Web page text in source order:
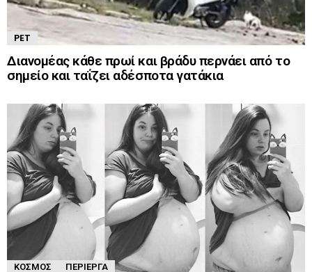
PET
Διανομέας κάθε πρωί και βράδυ περνάει από το
σημείο και ταΐζει αδέσποτα γατάκια
ΚΌΣΜΟΣ ΠΕΡΊΕΡΓΑ